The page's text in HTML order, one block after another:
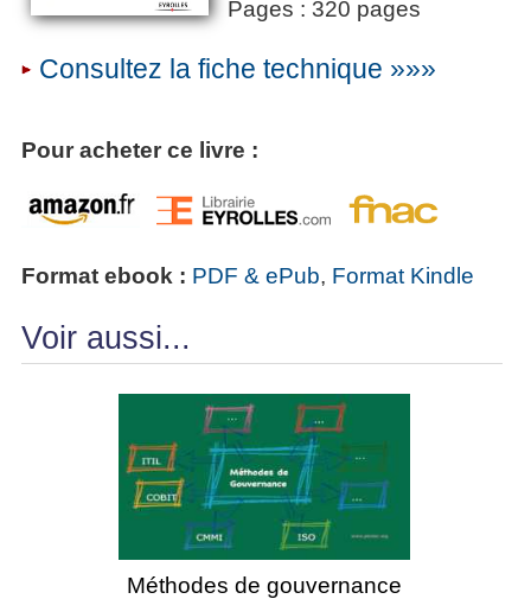
Pages : 320 pages
Consultez la fiche technique »»»
Pour acheter ce livre :
Format ebook : PDF & ePub, Format Kindle
Voir aussi...
Méthodes de gouvernance